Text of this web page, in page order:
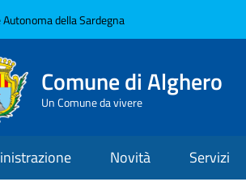
Autonoma della Sardegna
Comune di Alghero
Un Comune da vivere
Novità Servizi